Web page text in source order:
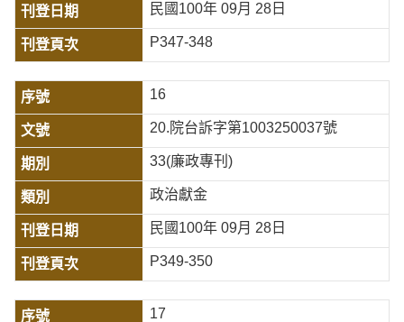
民國100年 09月 28日
P347-348
16
20.院台訴字第1003250037號
33(廉政專刊)
政治獻金
民國100年 09月 28日
P349-350
17